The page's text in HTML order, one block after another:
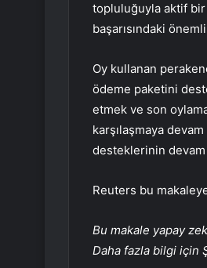
topluluğuyla aktif bir
başarısındaki
Oy kullanan
ödeme paketini
etmek ve son
karşılaşmaya
desteklerinin
Reuters bu
Bu makale yapay
Daha fazla bilgi için